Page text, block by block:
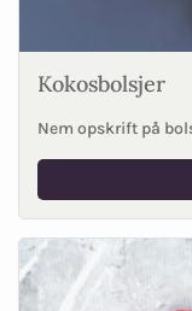
Kokosbolsjer
Nem opskrift på